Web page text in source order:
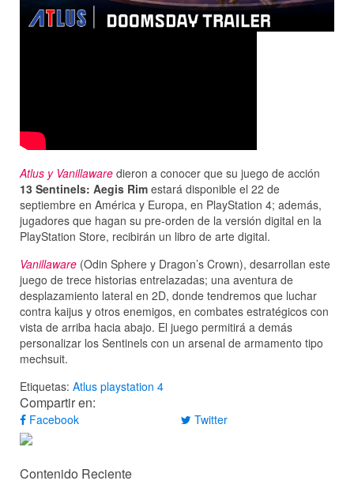
Atlus y Vanillaware dieron a conocer que su juego de acción
13 Sentinels: Aegis Rim estará disponible el 22 de
septiembre en América y Europa, en PlayStation 4; además,
jugadores que hagan su pre-orden de la versión digital en la
PlayStation Store, recibirán un libro de arte digital.
Vanillaware (Odin Sphere y Dragon’s Crown), desarrollan este
juego de trece historias entrelazadas; una aventura de
desplazamiento lateral en 2D, donde tendremos que luchar
contra kaijus y otros enemigos, en combates estratégicos con
vista de arriba hacia abajo. El juego permitirá a demás
personalizar los Sentinels con un arsenal de armamento tipo
mechsuit.
Etiquetas: Atlus playstation 4
Compartir en:
Facebook Twitter
Contenido Reciente